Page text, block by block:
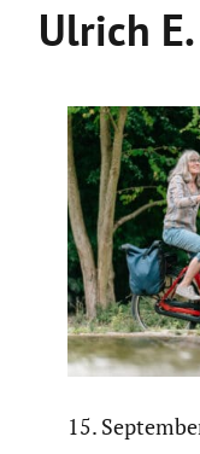
Ulrich
15.